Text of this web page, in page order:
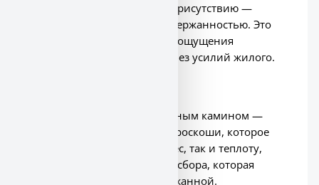
текстуре, архитектурный по присутствию —
балансируя элегантность с сдержанностью. Это
пространство, созданное для ощущения
возвышенного, но при этом без усилий жилого.
Гостиная закреплена мраморным камином —
утверждение вневременной роскоши, которое
добавляет как визуальный вес, так и теплоту,
создавая естественную точку сбора, которая
ощущается интимной и сдержанной.